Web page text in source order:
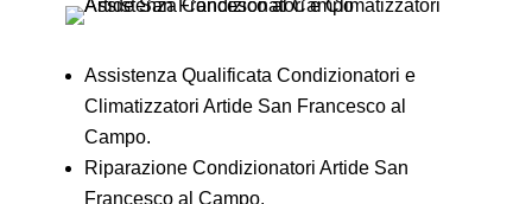
Assistenza Qualificata Condizionatori e
Climatizzatori Artide San Francesco al
Campo.
Riparazione Condizionatori Artide San
Francesco al Campo.